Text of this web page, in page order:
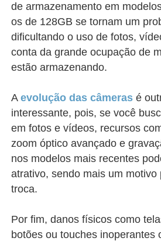
de armazenamento em
os de 128GB se tornam um
dificultando o uso de fotos,
conta da grande ocupação de
estão armazenando.
Aevolução das câmeras é
interessante, pois, se você
em fotos e vídeos, recursos
zoom óptico avançado e
nos modelos mais recentes
atrativo, sendo mais um motivo
troca.
Por fim, danos físicos como
botões ou touches inoperantes